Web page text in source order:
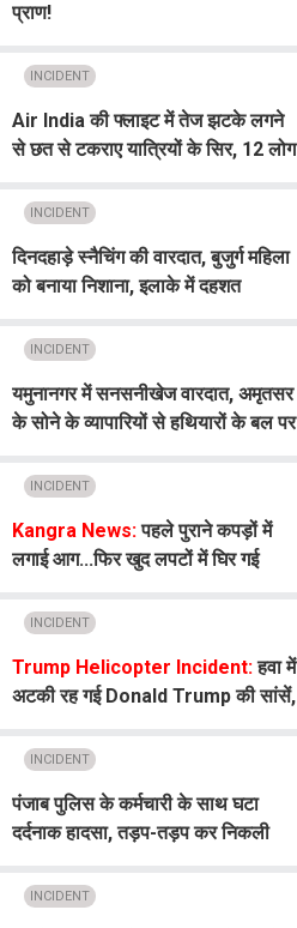
प्राण!
INCIDENT
Air India की फ्लाइट में तेज झटके लगने
से छत से टकराए यात्रियों के सिर, 12 लोग
INCIDENT
दिनदहाड़े स्नैचिंग की वारदात, बुजुर्ग महिला
को बनाया निशाना, इलाके में दहशत
INCIDENT
यमुनानगर में सनसनीखेज वारदात, अमृतसर
के सोने के व्यापारियों से हथियारों के बल पर
INCIDENT
Kangra News:पहले पुराने कपड़ों में
लगाई आग...फिर खुद लपटों में घिर गई
INCIDENT
Trump Helicopter Incident:हवा में
अटकी रह गई Donald Trump की सांसें,
VIDEO
INCIDENT
पंजाब पुलिस के कर्मचारी के साथ घटा
दर्दनाक हादसा, तड़प-तड़प कर निकली
INCIDENT